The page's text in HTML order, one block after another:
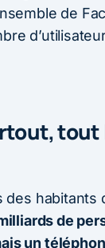
de
tout
des habitants
de
un